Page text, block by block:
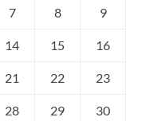
7 8 9
14 15 16
21 22 23
28 29 30